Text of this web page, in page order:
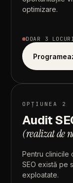
optimizare.
DOAR 3
OPȚIUNEA 2
Audit
(realizatde
Pentru clinicile
SEO există pe
exploatate.